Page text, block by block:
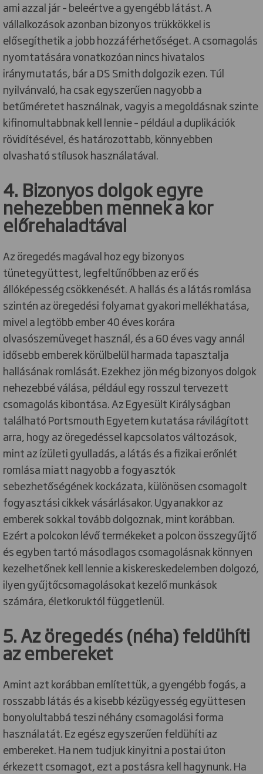
ami azzal jár – beleértve a gyengébb látást. A
vállalkozások azonban bizonyos trükkökkel is
elősegíthetik a jobb hozzáférhetőséget. A csomagolás
nyomtatására vonatkozóan nincs hivatalos
iránymutatás, bár a DS Smith dolgozik ezen. Túl
nyilvánvaló, ha csak egyszerűen nagyobb a
betűméretet használnak, vagyis a megoldásnak szinte
kifinomultabbnak kell lennie – például a duplikációk
rövidítésével, és határozottabb, könnyebben
olvasható stílusok használatával.
4. Bizonyos dolgok egyre
nehezebben mennek a kor
előrehaladtával
Az öregedés magával hoz egy bizonyos
tünetegyüttest, legfeltűnőbben az erő és
állóképesség csökkenését. A hallás és a látás romlása
szintén az öregedési folyamat gyakori mellékhatása,
mivel a legtöbb ember 40 éves korára
olvasószemüveget használ, és a 60 éves vagy annál
idősebb emberek körülbelül harmada tapasztalja
hallásának romlását. Ezekhez jön még bizonyos dolgok
nehezebbé válása, például egy rosszul tervezett
csomagolás kibontása. Az Egyesült Királyságban
található Portsmouth Egyetem kutatása rávilágított
arra, hogy az öregedéssel kapcsolatos változások,
mint az ízületi gyulladás, a látás és a fizikai erőnlét
romlása miatt nagyobb a fogyasztók
sebezhetőségének kockázata, különösen csomagolt
fogyasztási cikkek vásárlásakor. Ugyanakkor az
emberek sokkal tovább dolgoznak, mint korábban.
Ezért a polcokon lévő termékeket a polcon összegyűjtő
és egyben tartó másodlagos csomagolásnak könnyen
kezelhetőnek kell lennie a kiskereskedelemben dolgozó,
ilyen gyűjtőcsomagolásokat kezelő munkások
számára, életkoruktól függetlenül.
5. Az öregedés (néha) feldühíti
az embereket
Amint azt korábban említettük, a gyengébb fogás, a
rosszabb látás és a kisebb kézügyesség együttesen
bonyolultabbá teszi néhány csomagolási forma
használatát. Ez egész egyszerűen feldühíti az
embereket. Ha nem tudjuk kinyitni a postai úton
érkezett csomagot, ezt a postásra kell hagynunk. Ha